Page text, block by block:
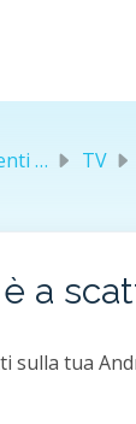
TV
a
sulla tua